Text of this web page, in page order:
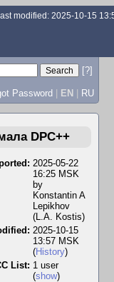
modified: 2025-10-15
[?]
Password | EN | RU
DPC++
2025-05-22
16:25 MSK
by
Konstantin A
Lepikhov
(L.A. Kostis)
2025-10-15
13:57 MSK
(History)
List: 1 user
(show)